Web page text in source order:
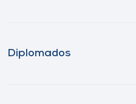
Diplomados